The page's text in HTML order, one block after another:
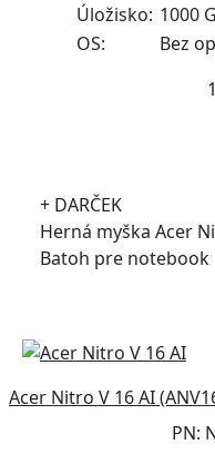
Úložisko: 1000
OS:
Bez
+ DARČEK
Herná myška Acer
Batoh pre notebook
Acer Nitro V 16 AI
PN: